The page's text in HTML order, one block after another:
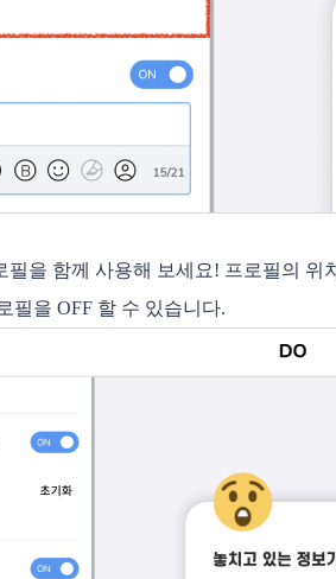
을 함께 사용해 보세요! 프로필의 위
필을 OFF 할 수 있습니다.